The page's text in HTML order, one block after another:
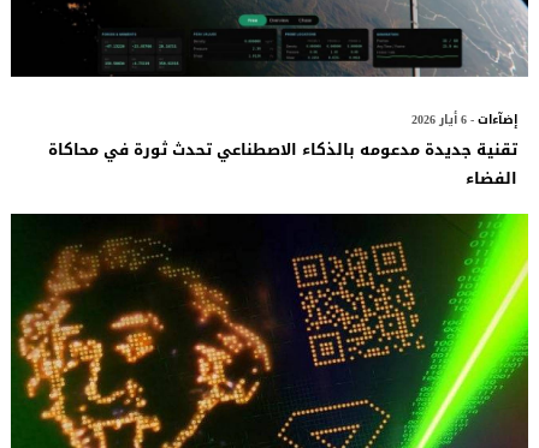
إضآءات- 6 أيار 2026
تقنية جديدة مدعومه بالذكاء الاصطناعي تحدث ثورة في محاكاة
الفضاء